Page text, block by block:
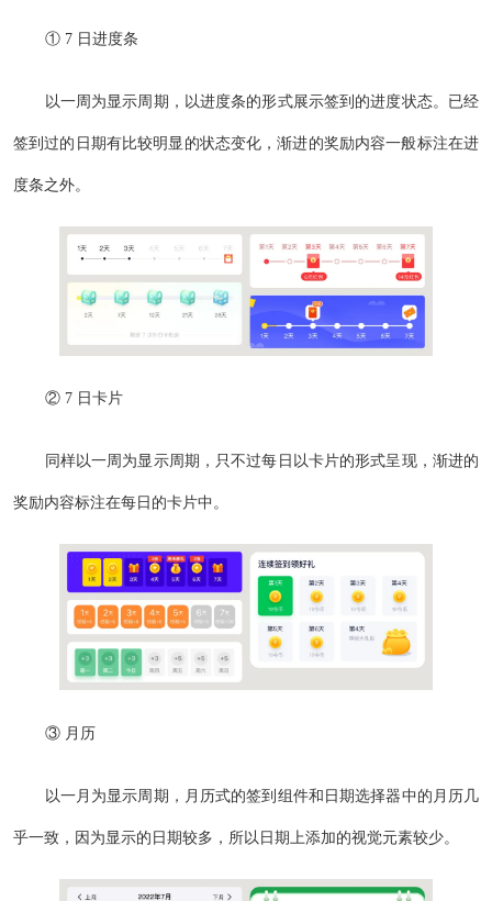
① 7 日进度条
以一周为显示周期，以进度条的形式展示签到的进度状态。已经
签到过的日期有比较明显的状态变化，渐进的奖励内容一般标注在进
度条之外。
② 7 日卡片
同样以一周为显示周期，只不过每日以卡片的形式呈现，渐进的
奖励内容标注在每日的卡片中。
③ 月历
以一月为显示周期，月历式的签到组件和日期选择器中的月历几
乎一致，因为显示的日期较多，所以日期上添加的视觉元素较少。